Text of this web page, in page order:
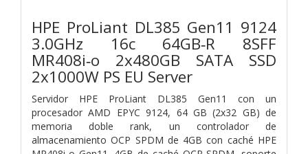
HPE ProLiant DL385 Gen11 9124
3.0GHz 16c 64GB‑R 8SFF
MR408i‑o 2x480GB SATA SSD
2x1000W PS EU Server
Servidor HPE ProLiant DL385 Gen11 con un
procesador AMD EPYC 9124, 64 GB (2x32 GB) de
memoria doble rank, un controlador de
almacenamiento OCP SPDM de 4GB con caché HPE